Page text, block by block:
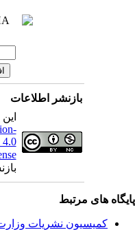
بازنشر اطلاعات
این
4.0
های مرتبط
کمیسیون نشریات وزارت